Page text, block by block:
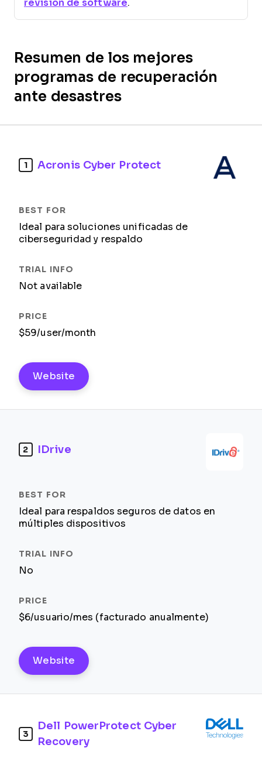
revisión de software.
Resumen de los mejores
programas de recuperación
ante desastres
1 Acronis Cyber Protect
Ideal para soluciones unificadas de
ciberseguridad y respaldo
Not available
$59/user/month
Website
2 IDrive
Ideal para respaldos seguros de datos en
múltiples dispositivos
No
$6/usuario/mes (facturado anualmente)
Website
3
Dell PowerProtect Cyber
Recovery